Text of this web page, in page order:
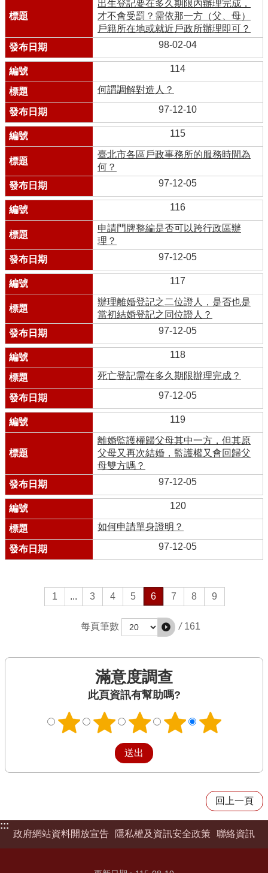
出生登記要在多久期限內辦理完成，
才不會受罰？需依那一方（父、母）
戶籍所在地或就近戶政所辦理即可？
98-02-04
114
何謂調解對造人？
97-12-10
115
臺北市各區戶政事務所的服務時間為
何？
97-12-05
116
申請門牌整編是否可以跨行政區辦
理？
97-12-05
117
辦理離婚登記之二位證人，是否也是
當初結婚登記之同位證人？
97-12-05
118
死亡登記需在多久期限辦理完成？
97-12-05
119
離婚監護權歸父母其中一方，但其原
父母又再次結婚，監護權又會回歸父
母雙方嗎？
97-12-05
120
如何申請單身證明？
97-12-05
1 ... 3 4 5 6 7 8 9
每頁筆數 / 161
滿意度調查
此頁資訊有幫助嗎?
回上一頁
:::
政府網站資料開放宣告
隱私權及資訊安全政策 聯絡資訊